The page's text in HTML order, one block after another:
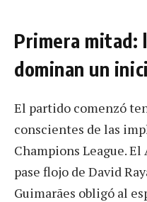
Primera mitad:
dominan un
El partido comenzó
conscientes de las
Champions League.
pase flojo de David
Guimarães obligó al